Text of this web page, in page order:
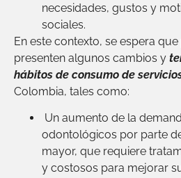
necesidades, gustos y
sociales.
En este contexto, se espera
presenten algunos cambios y
hábitos de consumo de
Colombia, tales como:
Un aumento de la
odontológicos por parte
mayor, que requiere
y costosos para mejorar